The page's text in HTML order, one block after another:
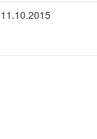
11.10.2015